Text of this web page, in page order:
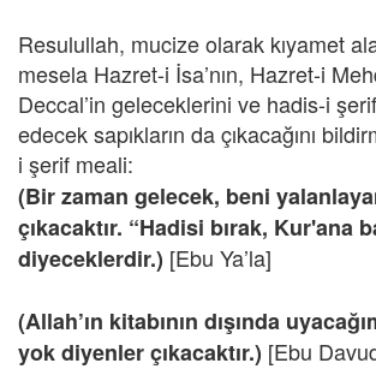
Resulullah, mucize olarak kıyamet
mesela Hazret-i İsa’nın, Hazret-i
Deccal’in geleceklerini ve hadis-i
edecek sapıkların da çıkacağını
i şerif meali:
(Bir zaman gelecek, beni
çıkacaktır. “Hadisi bırak, Kur'ana
diyeceklerdir.) [Ebu Ya’la]
(Allah’ın kitabının dışında
yok diyenler çıkacaktır.) [Ebu